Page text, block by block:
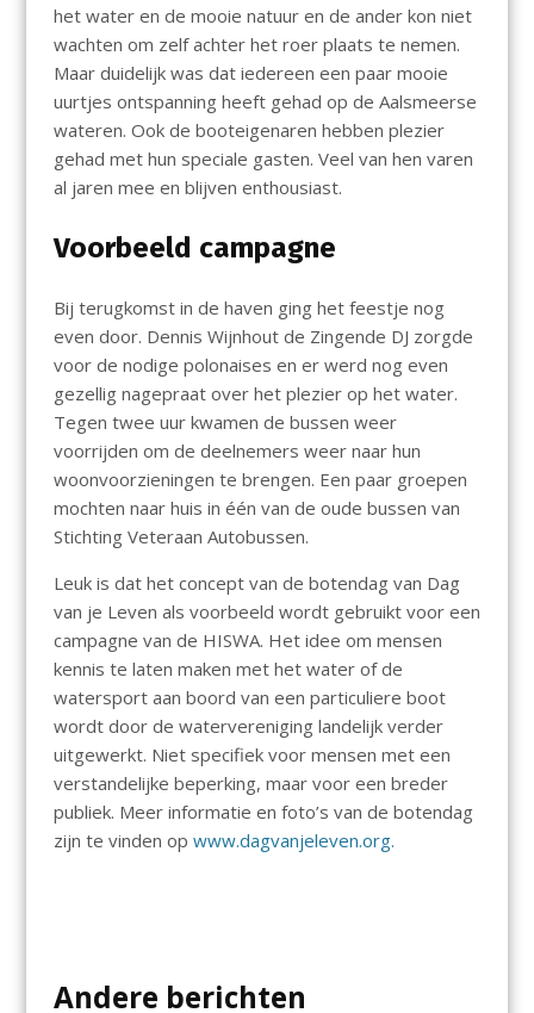
het water en de mooie natuur en de ander kon niet
wachten om zelf achter het roer plaats te nemen.
Maar duidelijk was dat iedereen een paar mooie
uurtjes ontspanning heeft gehad op de Aalsmeerse
wateren. Ook de booteigenaren hebben plezier
gehad met hun speciale gasten. Veel van hen varen
al jaren mee en blijven enthousiast.
Voorbeeld campagne
Bij terugkomst in de haven ging het feestje nog
even door. Dennis Wijnhout de Zingende DJ zorgde
voor de nodige polonaises en er werd nog even
gezellig nagepraat over het plezier op het water.
Tegen twee uur kwamen de bussen weer
voorrijden om de deelnemers weer naar hun
woonvoorzieningen te brengen. Een paar groepen
mochten naar huis in één van de oude bussen van
Stichting Veteraan Autobussen.
Leuk is dat het concept van de botendag van Dag
van je Leven als voorbeeld wordt gebruikt voor een
campagne van de HISWA. Het idee om mensen
kennis te laten maken met het water of de
watersport aan boord van een particuliere boot
wordt door de watervereniging landelijk verder
uitgewerkt. Niet specifiek voor mensen met een
verstandelijke beperking, maar voor een breder
publiek. Meer informatie en foto’s van de botendag
zijn te vinden op www.dagvanjeleven.org.
Andere berichten